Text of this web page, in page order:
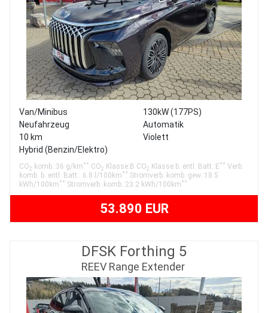
Van/Minibus
Neufahrzeug
10 km
Hybrid (Benzin/Elektro)
130kW (177PS)
Automatik
Violett
CO2 komb.:36 g/km ** CO2 Klasse:B CO2 Klasse b. entl. Batt.:E ** Verb.
komb. b. entl. Batt.: 6.8 l/100km ** Stromverb. komb. gew.:18.5
kWh/100km ** Stromverb .komb.:23.2 kWh/100km **
53.890 EUR
DFSK Forthing 5
REEV Range Extender